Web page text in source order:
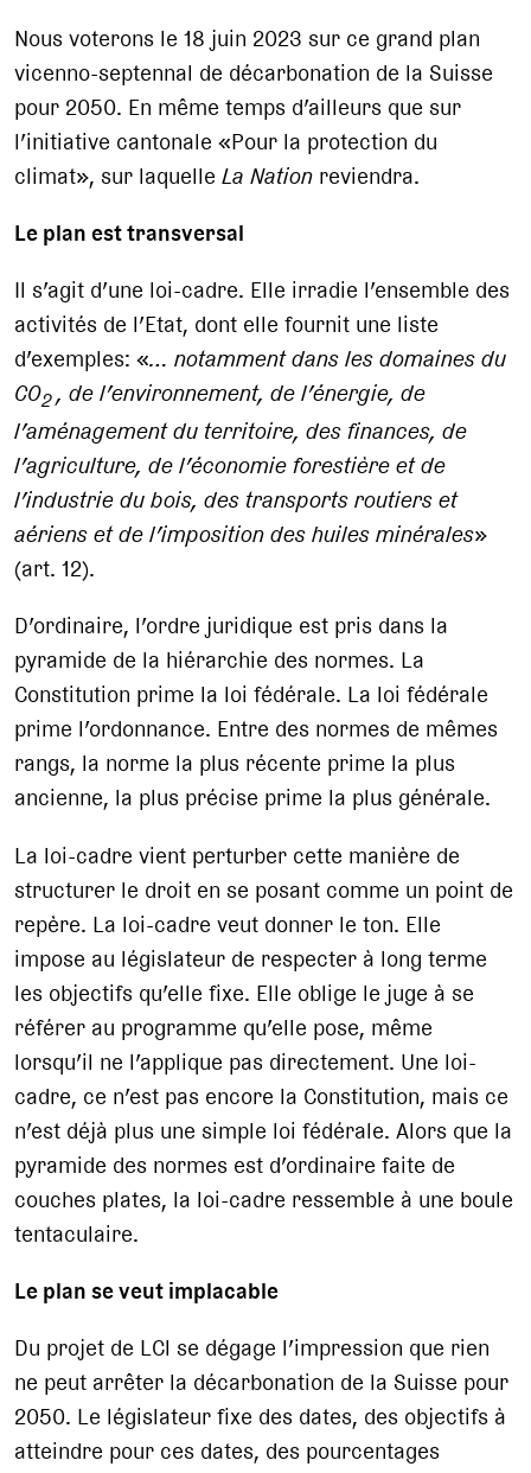
Nous voterons le 18 juin 2023 sur ce grand plan
vicenno-septennal de décarbonation de la Suisse
pour 2050. En même temps d’ailleurs que sur
l’initiative cantonale «Pour la protection du
climat», sur laquelleLa Nation reviendra.
Le plan est transversal
Il s’agit d’une loi-cadre. Elle irradie l’ensemble des
activités de l’Etat, dont elle fournit une liste
d’exemples: «… notamment dans les domaines du
CO2, de l’environnement, de l’énergie, de
l’aménagement du territoire, des finances, de
l’agriculture, de l’économie forestière et de
l’industrie du bois, des transports routiers et
aériens et de l’imposition des huiles minérales»
(art. 12).
D’ordinaire, l’ordre juridique est pris dans la
pyramide de la hiérarchie des normes. La
Constitution prime la loi fédérale. La loi fédérale
prime l’ordonnance. Entre des normes de mêmes
rangs, la norme la plus récente prime la plus
ancienne, la plus précise prime la plus générale.
La loi-cadre vient perturber cette manière de
structurer le droit en se posant comme un point de
repère. La loi-cadre veut donner le ton. Elle
impose au législateur de respecter à long terme
les objectifs qu’elle fixe. Elle oblige le juge à se
référer au programme qu’elle pose, même
lorsqu’il ne l’applique pas directement. Une loi-
cadre, ce n’est pas encore la Constitution, mais ce
n’est déjà plus une simple loi fédérale. Alors que la
pyramide des normes est d’ordinaire faite de
couches plates, la loi-cadre ressemble à une boule
tentaculaire.
Le plan se veut implacable
Du projet de LCl se dégage l’impression que rien
ne peut arrêter la décarbonation de la Suisse pour
2050. Le législateur fixe des dates, des objectifs à
atteindre pour ces dates, des pourcentages